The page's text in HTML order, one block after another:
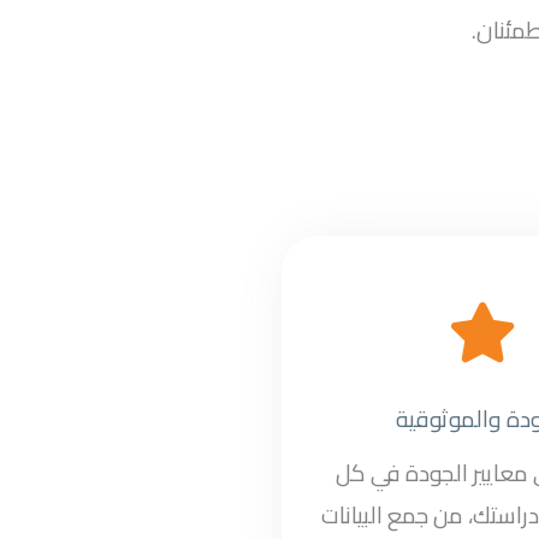
والموثوقية
معايير الجودة في كل
من جمع البيانات